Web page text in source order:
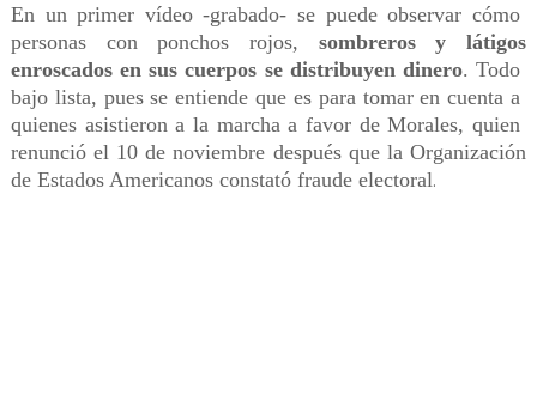
En un primer vídeo -grabado- se puede observar cómo
personas con ponchos rojos, sombreros y látigos
enroscados en sus cuerpos se distribuyen dinero. Todo
bajo lista, pues se entiende que es para tomar en cuenta a
quienes asistieron a la marcha a favor de Morales, quien
renunció el 10 de noviembre después que la Organización
de Estados Americanos constató fraude electoral.